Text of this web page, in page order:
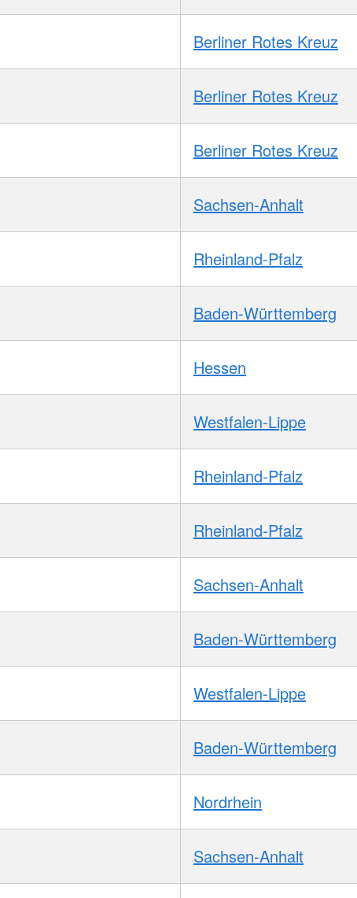
Berliner Rotes Kreuz
Berliner Rotes Kreuz
Berliner Rotes Kreuz
Sachsen-Anhalt
Rheinland-Pfalz
Baden-Württemberg
Hessen
Westfalen-Lippe
Rheinland-Pfalz
Rheinland-Pfalz
Sachsen-Anhalt
Baden-Württemberg
Westfalen-Lippe
Baden-Württemberg
Nordrhein
Sachsen-Anhalt